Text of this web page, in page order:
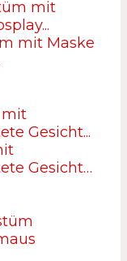
mit Maske
Gesicht…